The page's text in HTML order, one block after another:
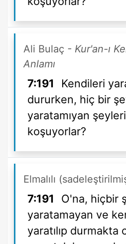
Ali Bulaç - Kur'an-ı
Anlamı
7:191
Kendileri
dururken, hiç bir
yaratamıyan
koşuyorlar?
Elmalılı
7:191
O'na, hiçbir
yaratamayan ve
yaratılıp durmakta